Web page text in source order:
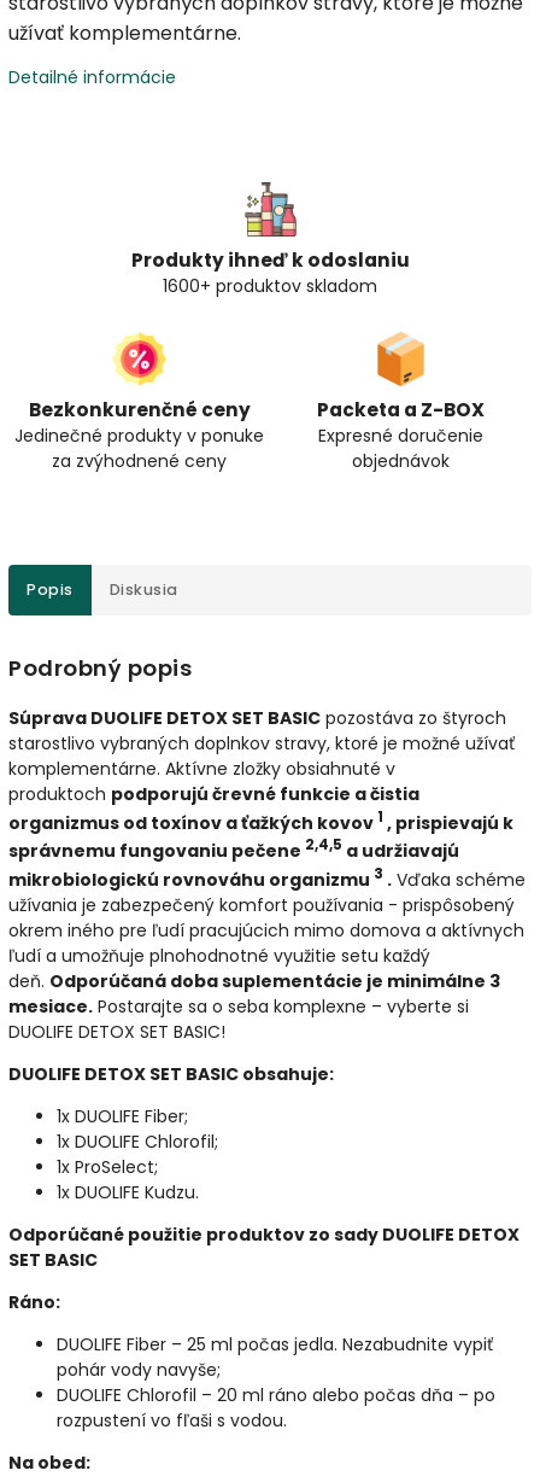
užívať komplementárne.
Detailné informácie
Produkty ihneď k odoslaniu
1600+ produktov skladom
Bezkonkurenčné ceny
Jedinečné produkty v ponuke
za zvýhodnené ceny
Packeta a Z-BOX
Expresné doručenie
objednávok
Popis Diskusia
Podrobný popis
Súprava DUOLIFE DETOX SET BASIC pozostáva zo štyroch
starostlivo vybraných doplnkov stravy, ktoré je možné užívať
komplementárne. Aktívne zložky obsiahnuté v
produktoch podporujú črevné funkcie a čistia
organizmus od toxínov a ťažkých kovov1 , prispievajú k
správnemu fungovaniu pečene 2,4,5 a udržiavajú
mikrobiologickú rovnováhu organizmu 3 . Vďaka schéme
užívania je zabezpečený komfort používania - prispôsobený
okrem iného pre ľudí pracujúcich mimo domova a aktívnych
ľudí a umožňuje plnohodnotné využitie setu každý
deň. Odporúčaná doba suplementácie je minimálne 3
mesiace. Postarajte sa o seba komplexne – vyberte si
DUOLIFE DETOX SET BASIC!
DUOLIFE DETOX SET BASIC obsahuje:
1x DUOLIFE Fiber;
1x DUOLIFE Chlorofil;
1x ProSelect;
1x DUOLIFE Kudzu.
Odporúčané použitie produktov zo sady DUOLIFE DETOX
SET BASIC
Ráno:
DUOLIFE Fiber – 25 ml počas jedla. Nezabudnite vypiť
pohár vody navyše;
DUOLIFE Chlorofil – 20 ml ráno alebo počas dňa – po
rozpustení vo fľaši s vodou.
Na obed: